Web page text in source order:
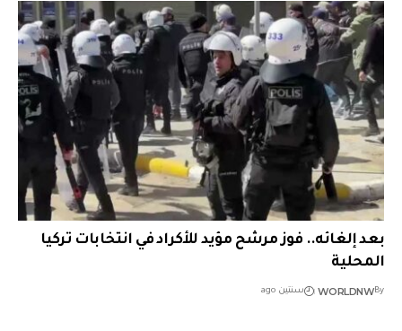
بعد إلغائه.. فوز مرشح مؤيد للأكراد في انتخابات تركيا
المحلية
By
WORLDNW سنتين ago